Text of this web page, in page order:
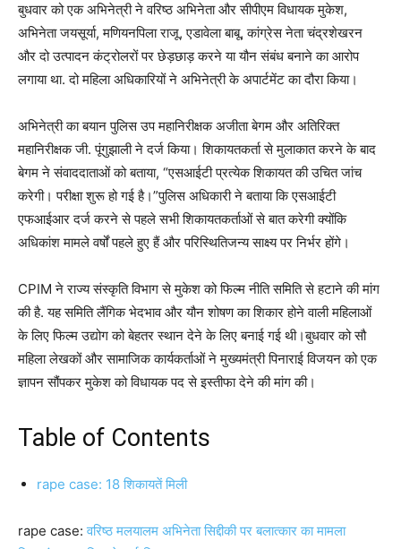
बुधवार को एक अभिनेत्री ने वरिष्ठ अभिनेता और सीपीएम विधायक मुकेश,
अभिनेता जयसूर्या, मणियनपिला राजू, एडावेला बाबू, कांग्रेस नेता चंद्रशेखरन
और दो उत्पादन कंट्रोलरों पर छेड़छाड़ करने या यौन संबंध बनाने का आरोप
लगाया था. दो महिला अधिकारियों ने अभिनेत्री के अपार्टमेंट का दौरा किया।
अभिनेत्री का बयान पुलिस उप महानिरीक्षक अजीता बेगम और अतिरिक्त
महानिरीक्षक जी. पूंगुझाली ने दर्ज किया। शिकायतकर्ता से मुलाकात करने के बाद
बेगम ने संवाददाताओं को बताया, “एसआईटी प्रत्येक शिकायत की उचित जांच
करेगी। परीक्षा शुरू हो गई है।”पुलिस अधिकारी ने बताया कि एसआईटी
एफआईआर दर्ज करने से पहले सभी शिकायतकर्ताओं से बात करेगी क्योंकि
अधिकांश मामले वर्षों पहले हुए हैं और परिस्थितिजन्य साक्ष्य पर निर्भर होंगे।
CPIM ने राज्य संस्कृति विभाग से मुकेश को फिल्म नीति समिति से हटाने की मांग
की है. यह समिति लैंगिक भेदभाव और यौन शोषण का शिकार होने वाली महिलाओं
के लिए फिल्म उद्योग को बेहतर स्थान देने के लिए बनाई गई थी।बुधवार को सौ
महिला लेखकों और सामाजिक कार्यकर्ताओं ने मुख्यमंत्री पिनाराई विजयन को एक
ज्ञापन सौंपकर मुकेश को विधायक पद से इस्तीफा देने की मांग की।
Table of Contents
rape case: 18 शिकायतें मिली
rape case: वरिष्ठ मलयालम अभिनेता सिद्दीकी पर बलात्कार का मामला